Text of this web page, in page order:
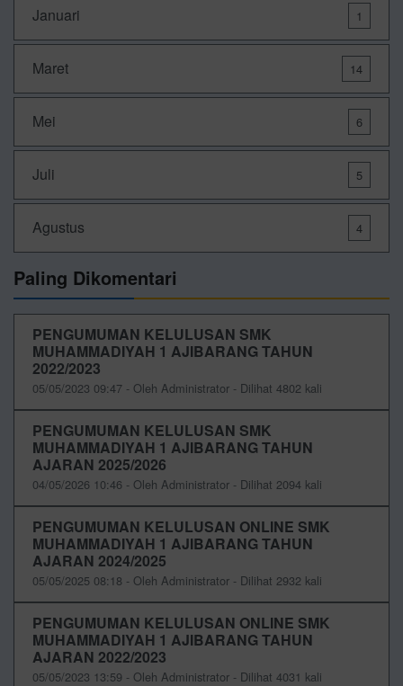
Januari 1
Maret 14
Mei 6
Juli 5
Agustus 4
Paling Dikomentari
PENGUMUMAN KELULUSAN SMK
MUHAMMADIYAH 1 AJIBARANG TAHUN
2022/2023
05/05/2023 09:47 - Oleh Administrator - Dilihat 4802 kali
PENGUMUMAN KELULUSAN SMK
MUHAMMADIYAH 1 AJIBARANG TAHUN
AJARAN 2025/2026
04/05/2026 10:46 - Oleh Administrator - Dilihat 2094 kali
PENGUMUMAN KELULUSAN ONLINE SMK
MUHAMMADIYAH 1 AJIBARANG TAHUN
AJARAN 2024/2025
05/05/2025 08:18 - Oleh Administrator - Dilihat 2932 kali
PENGUMUMAN KELULUSAN ONLINE SMK
MUHAMMADIYAH 1 AJIBARANG TAHUN
AJARAN 2022/2023
05/05/2023 13:59 - Oleh Administrator - Dilihat 4031 kali